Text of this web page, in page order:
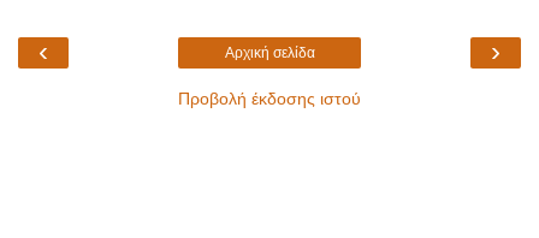
‹ ›
Αρχική σελίδα
Προβολή έκδοσης ιστού